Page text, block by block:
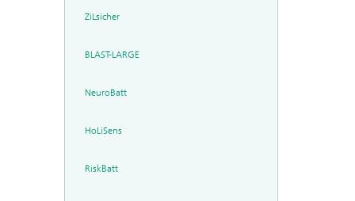
ZiLsicher
BLAST-LARGE
NeuroBatt
HoLiSens
RiskBatt